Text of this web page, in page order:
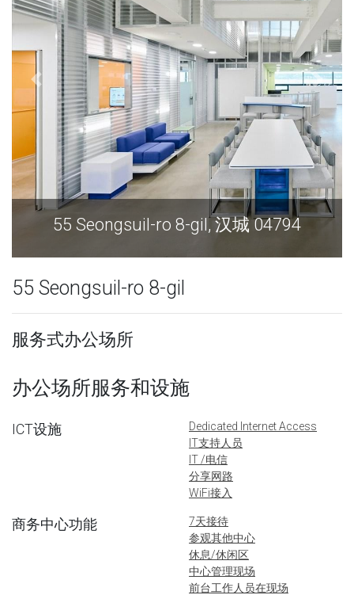
55 Seongsuil-ro 8-gil, 汉城 04794
55 Seongsuil-ro 8-gil
服务式办公场所
办公场所服务和设施
ICT设施
Dedicated Internet Access
IT支持人员
IT /电信
分享网路
WiFi接入
商务中心功能
7天接待
参观其他中心
休息/休闲区
中心管理现场
前台工作人员在现场